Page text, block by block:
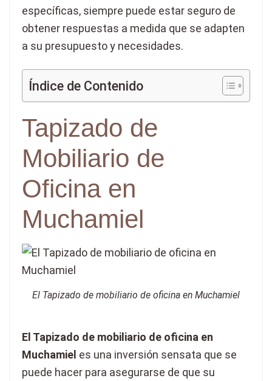
específicas, siempre puede estar seguro de
obtener respuestas a medida que se adapten
a su presupuesto y necesidades.
Índice de Contenido
Tapizado de
Mobiliario de
Oficina en
Muchamiel
El Tapizado de mobiliario de oficina en Muchamiel
El Tapizado de mobiliario de oficina en
Muchamiel es una inversión sensata que se
puede hacer para asegurarse de que su